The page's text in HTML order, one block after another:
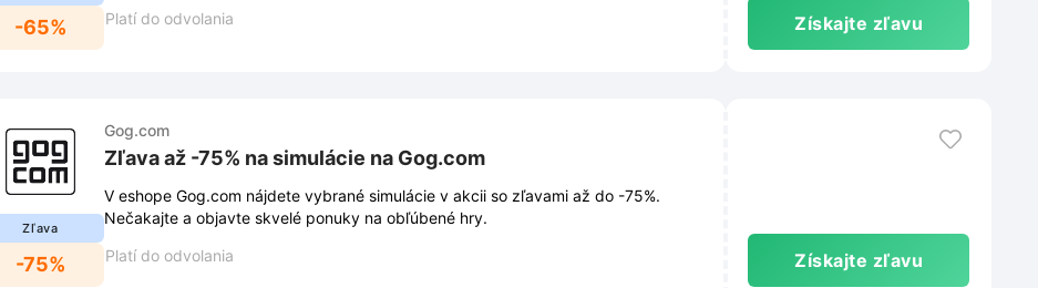
-65%
Platí do odvolania
Získajte zľavu
Zľava
-75%
Gog.com
Zľava až -75% na simulácie na Gog.com
V eshope Gog.com nájdete vybrané simulácie v akcii so zľavami až do -75%.
Nečakajte a objavte skvelé ponuky na obľúbené hry.
Platí do odvolania
Získajte zľavu